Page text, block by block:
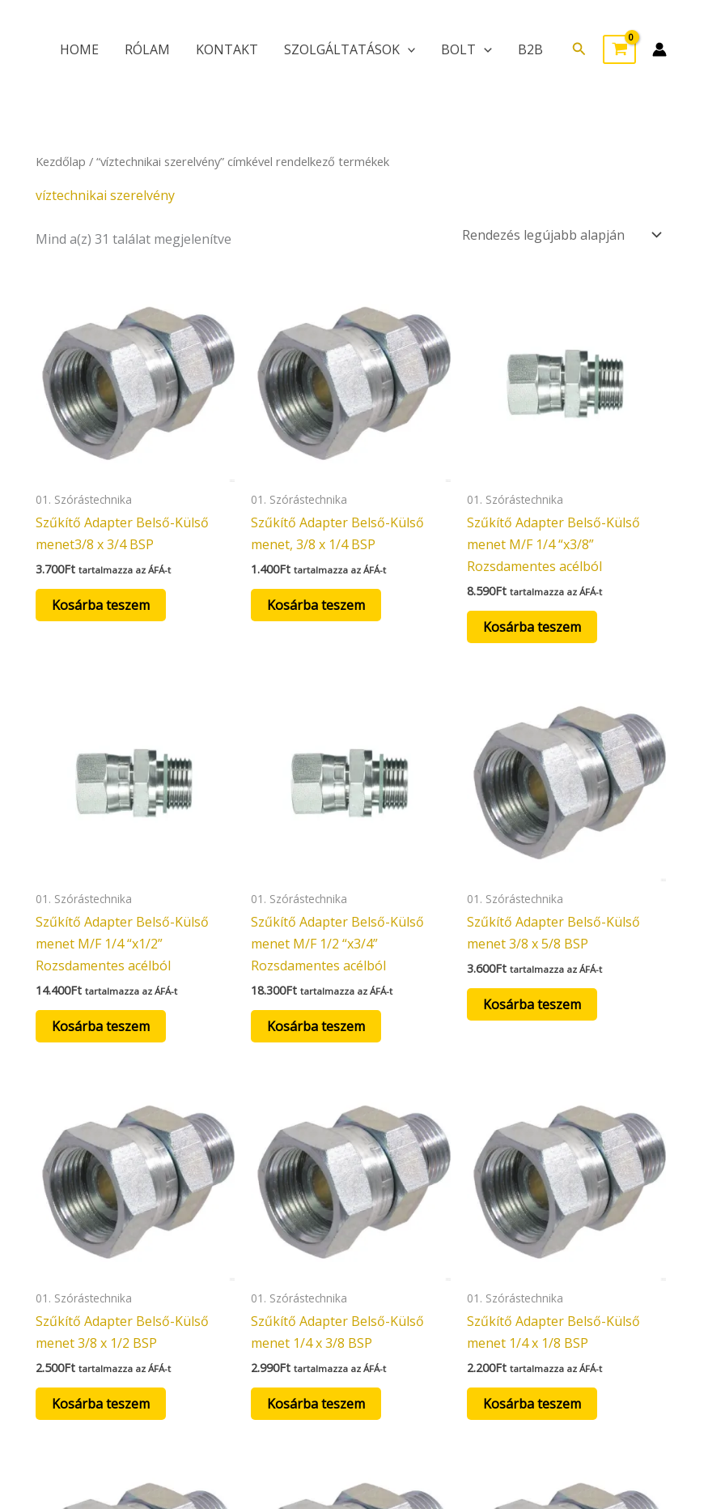
HOME RÓLAM KONTAKT SZOLGÁLTATÁSOK BOLT B2B Search
Kezdőlap / “víztechnikai szerelvény” címkével rendelkező termékek
víztechnikai szerelvény
Mind a(z) 31 találat megjelenítve
01. Szórástechnika
Szűkítő Adapter Belső-Külső
menet3/8 x 3/4 BSP
3.700Ft tartalmazza az ÁFÁ-t
Kosárba teszem
01. Szórástechnika
Szűkítő Adapter Belső-Külső
menet, 3/8 x 1/4 BSP
1.400Ft tartalmazza az ÁFÁ-t
Kosárba teszem
01. Szórástechnika
Szűkítő Adapter Belső-Külső
menet M/F 1/4 “x3/8”
Rozsdamentes acélból
8.590Ft tartalmazza az ÁFÁ-t
Kosárba teszem
01. Szórástechnika
Szűkítő Adapter Belső-Külső
menet M/F 1/4 “x1/2”
Rozsdamentes acélból
14.400Ft tartalmazza az ÁFÁ-t
Kosárba teszem
01. Szórástechnika
Szűkítő Adapter Belső-Külső
menet M/F 1/2 “x3/4”
Rozsdamentes acélból
18.300Ft tartalmazza az ÁFÁ-t
Kosárba teszem
01. Szórástechnika
Szűkítő Adapter Belső-Külső
menet 3/8 x 5/8 BSP
3.600Ft tartalmazza az ÁFÁ-t
Kosárba teszem
01. Szórástechnika
Szűkítő Adapter Belső-Külső
menet 3/8 x 1/2 BSP
2.500Ft tartalmazza az ÁFÁ-t
Kosárba teszem
01. Szórástechnika
Szűkítő Adapter Belső-Külső
menet 1/4 x 3/8 BSP
2.990Ft tartalmazza az ÁFÁ-t
Kosárba teszem
01. Szórástechnika
Szűkítő Adapter Belső-Külső
menet 1/4 x 1/8 BSP
2.200Ft tartalmazza az ÁFÁ-t
Kosárba teszem